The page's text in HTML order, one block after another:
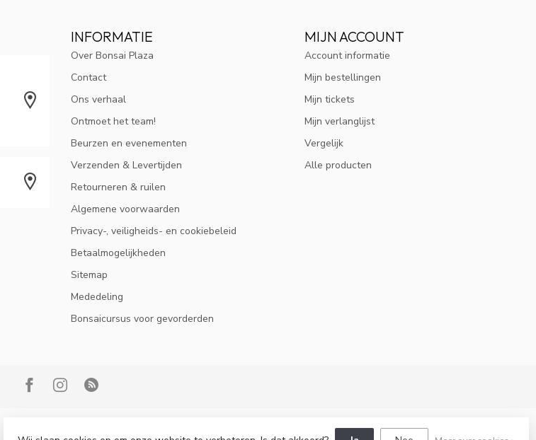
INFORMATIE
Over Bonsai Plaza
Contact
Ons verhaal
Ontmoet het team!
Beurzen en evenementen
Verzenden & Levertijden
Retourneren & ruilen
Algemene voorwaarden
Privacy-, veiligheids- en cookiebeleid
Betaalmogelijkheden
Sitemap
Mededeling
Bonsaicursus voor gevorderden
MIJN ACCOUNT
Account informatie
Mijn bestellingen
Mijn tickets
Mijn verlanglijst
Vergelijk
Alle producten